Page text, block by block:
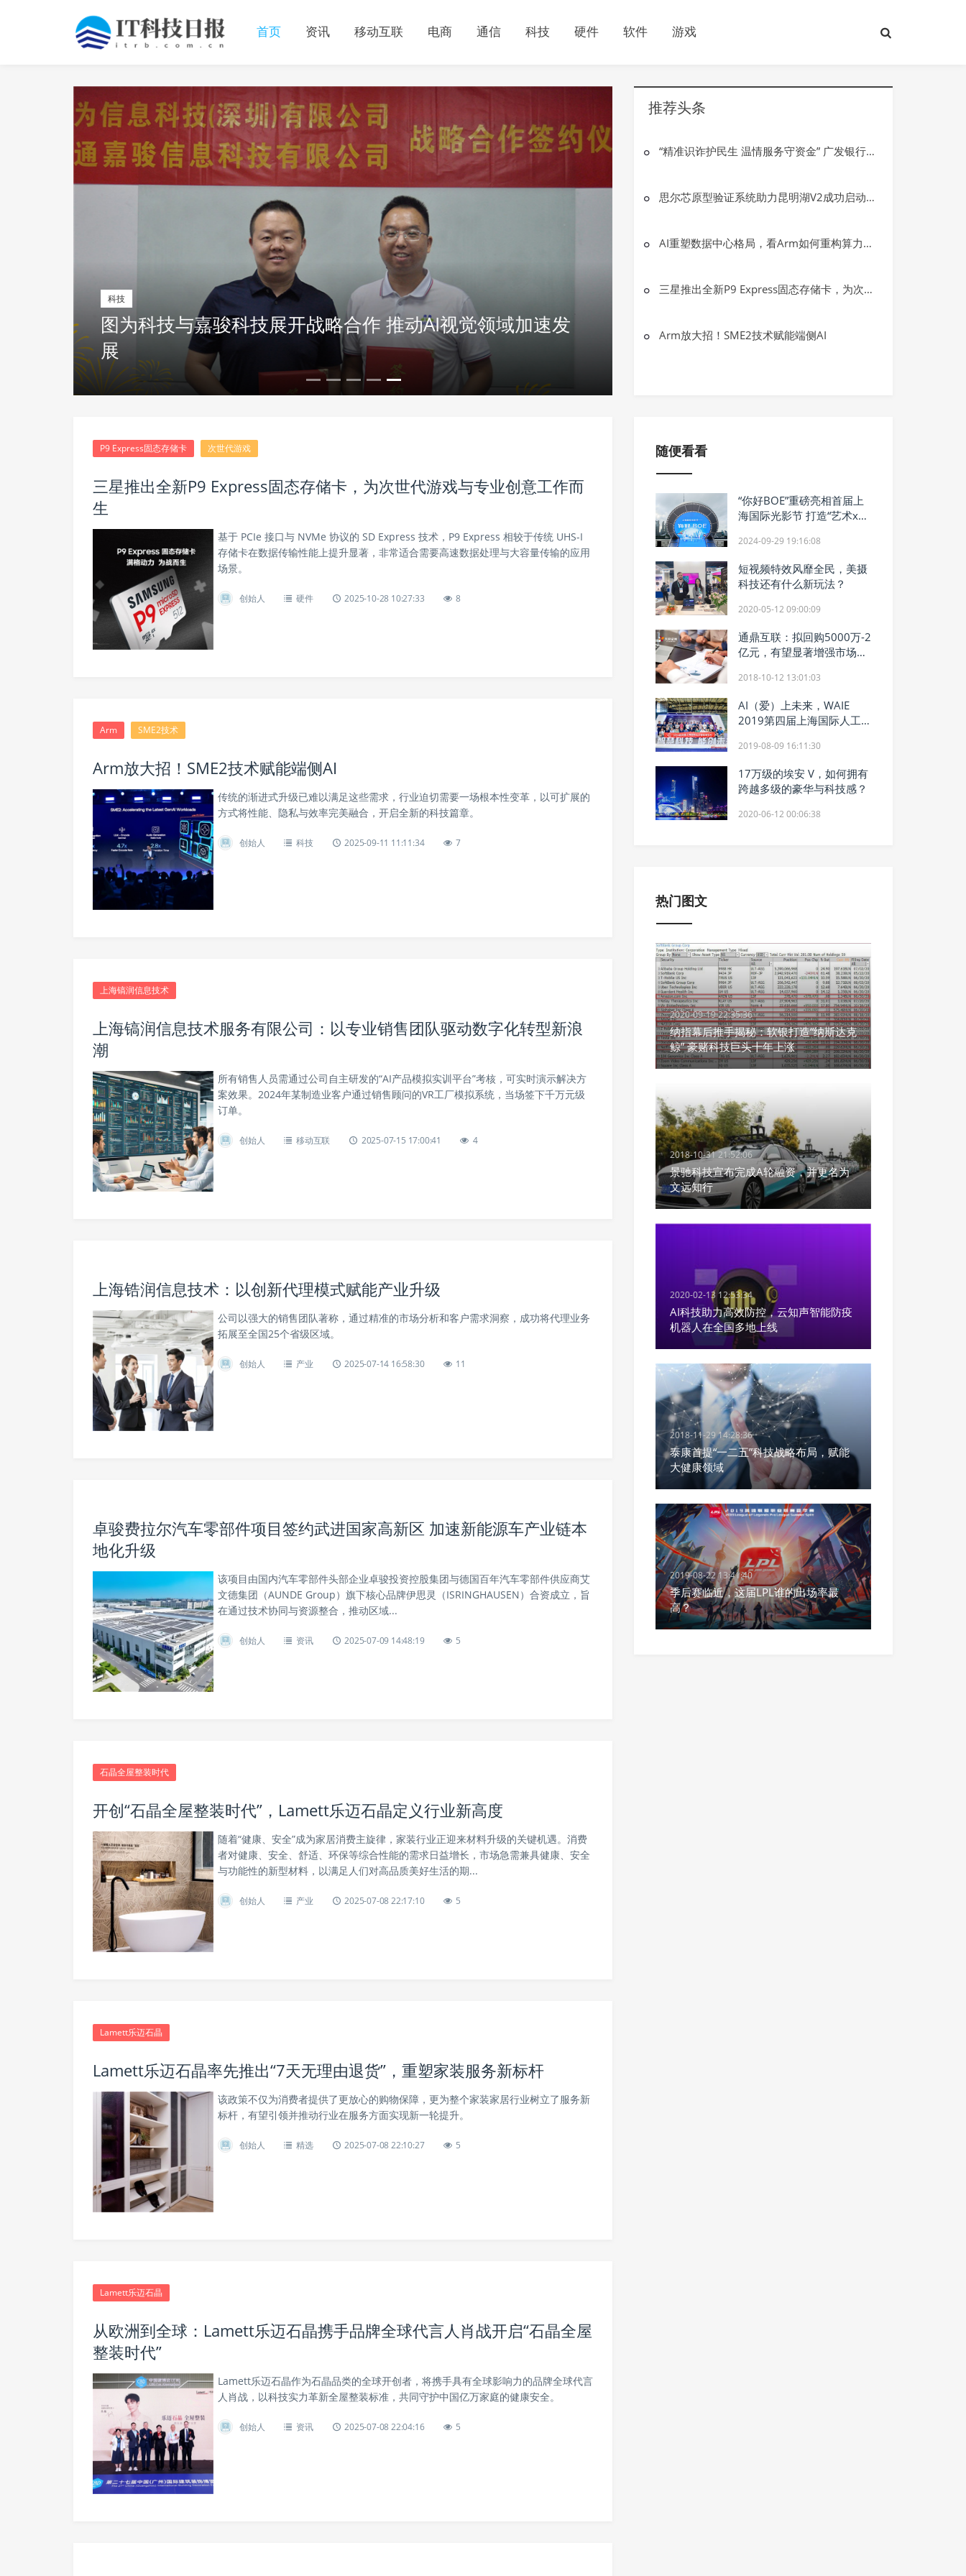
首页 资讯 移动互联 电商 通信 科技 硬件 软件 游戏
移动互联
BOE（京东方）领先科技赋能体育产业全面向新 以击剑、
电竞、健身三大应用场景诠释未来健康运动新生活
BOE·IPC电竞大赛暨BOE无畏杯S2完
推荐头条
“精准识诈护民生 温情服务守资金” 广发银行大庆龙南支行成功拦截一起电信网络诈骗案件
思尔芯原型验证系统助力昆明湖V2成功启动GUI OpenEuler
AI重塑数据中心格局，看Arm如何重构算力基础设施新形态
三星推出全新P9 Express固态存储卡，为次世代游戏与专业创意工作而生
Arm放大招！SME2技术赋能端侧AI
P9 Express固态存储卡 次世代游戏
三星推出全新P9 Express固态存储卡，为次世代游戏与专业创意工作而
生
基于 PCIe 接口与 NVMe 协议的 SD Express 技术，P9 Express 相较于传统 UHS-I
存储卡在数据传输性能上提升显著，非常适合需要高速数据处理与大容量传输的应用
场景。
创始人 硬件 2025-10-28 10:27:33 8
Arm SME2技术
Arm放大招！SME2技术赋能端侧AI
传统的渐进式升级已难以满足这些需求，行业迫切需要一场根本性变革，以可扩展的
方式将性能、隐私与效率完美融合，开启全新的科技篇章。
创始人 科技 2025-09-11 11:11:34 7
上海镐润信息技术
上海镐润信息技术服务有限公司：以专业销售团队驱动数字化转型新浪
潮
所有销售人员需通过公司自主研发的“AI产品模拟实训平台”考核，可实时演示解决方
案效果。2024年某制造业客户通过销售顾问的VR工厂模拟系统，当场签下千万元级
订单。
创始人 移动互联 2025-07-15 17:00:41 4
上海锆润信息技术：以创新代理模式赋能产业升级
公司以强大的销售团队著称，通过精准的市场分析和客户需求洞察，成功将代理业务
拓展至全国25个省级区域。
创始人 产业 2025-07-14 16:58:30 11
卓骏费拉尔汽车零部件项目签约武进国家高新区 加速新能源车产业链本
地化升级
该项目由国内汽车零部件头部企业卓骏投资控股集团与德国百年汽车零部件供应商艾
文德集团（AUNDE Group）旗下核心品牌伊思灵（ISRINGHAUSEN）合资成立，旨
在通过技术协同与资源整合，推动区域...
创始人 资讯 2025-07-09 14:48:19 5
石晶全屋整装时代
开创“石晶全屋整装时代”，Lamett乐迈石晶定义行业新高度
随着“健康、安全”成为家居消费主旋律，家装行业正迎来材料升级的关键机遇。消费
者对健康、安全、舒适、环保等综合性能的需求日益增长，市场急需兼具健康、安全
与功能性的新型材料，以满足人们对高品质美好生活的期...
创始人 产业 2025-07-08 22:17:10 5
Lamett乐迈石晶
Lamett乐迈石晶率先推出“7天无理由退货”，重塑家装服务新标杆
该政策不仅为消费者提供了更放心的购物保障，更为整个家装家居行业树立了服务新
标杆，有望引领并推动行业在服务方面实现新一轮提升。
创始人 精选 2025-07-08 22:10:27 5
Lamett乐迈石晶
从欧洲到全球：Lamett乐迈石晶携手品牌全球代言人肖战开启“石晶全屋
整装时代”
Lamett乐迈石晶作为石晶品类的全球开创者，将携手具有全球影响力的品牌全球代言
人肖战，以科技实力革新全屋整装标准，共同守护中国亿万家庭的健康安全。
创始人 资讯 2025-07-08 22:04:16 5
随便看看
“你好BOE”重磅亮相首届上
海国际光影节 打造“艺术x科
2024-09-29 19:16:08
短视频特效风靡全民，美摄
科技还有什么新玩法？
2020-05-12 09:00:09
通鼎互联：拟回购5000万-2
亿元，有望显著增强市场信
2018-10-12 13:01:03
AI（爱）上未来，WAIE
2019第四届上海国际人工
大会今天隆重开幕！
2019-08-09 16:11:30
17万级的埃安 V，如何拥有
跨越多级的豪华与科技感？
2020-06-12 00:06:38
热门图文
2020-09-19 22:35:36
纳指幕后推手揭秘：软银打造“纳斯达克
鲸” 豪赌科技巨头十年上涨
2018-10-31 21:52:06
景驰科技宣布完成A轮融资，并更名为
文远知行
2020-02-13 12:53:34
AI科技助力高效防控，云知声智能防疫
机器人在全国多地上线
2018-11-29 14:28:36
泰康首提“一二五”科技战略布局，赋能
大健康领域
2019-08-22 13:41:40
季后赛临近，这届LPL谁的出场率最
高？